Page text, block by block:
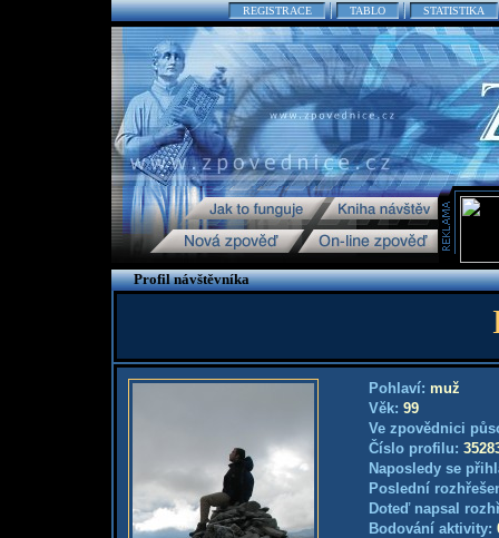
REGISTRACE TABLO STATISTIKA
Profil návštěvníka
Pohlaví: muž
Věk: 99
Ve zpovědnici
Číslo profilu:
Naposledy se
Poslední
Doteď napsal
Bodování aktivity: